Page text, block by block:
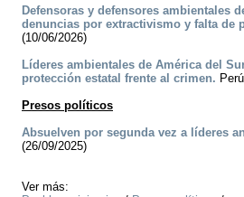
Defensoras y defensores ambientales
denuncias por extractivismo y falta de
(10/06/2026)
Líderes ambientales de América del
protección estatal frente al crimen.
Presos políticos
Absuelven por segunda vez a líderes
(26/09/2025)
Ver más: